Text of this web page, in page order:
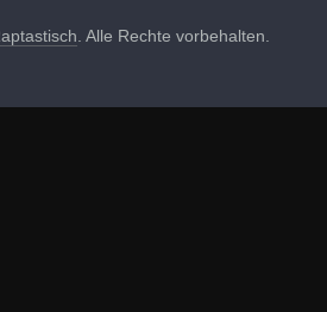
. Alle Rechte vorbehalten.